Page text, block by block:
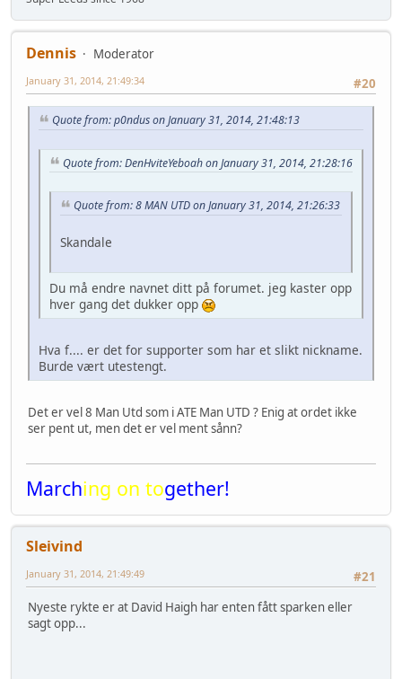
Dennis
Moderator
#20
January 31, 2014, 21:49:34
Quote from: p0ndus on January 31, 2014, 21:48:13
Quote from: DenHviteYeboah on January 31, 2014, 21:28:16
Quote from: 8 MAN UTD on January 31, 2014, 21:26:33
Skandale
Du må endre navnet ditt på forumet. jeg kaster opp
hver gang det dukker opp
Hva f.... er det for supporter som har et slikt nickname.
Burde vært utestengt.
Det er vel 8 Man Utd som i ATE Man UTD ? Enig at ordet ikke
ser pent ut, men det er vel ment sånn?
Marching on together!
Sleivind
#21
January 31, 2014, 21:49:49
Nyeste rykte er at David Haigh har enten fått sparken eller
sagt opp...